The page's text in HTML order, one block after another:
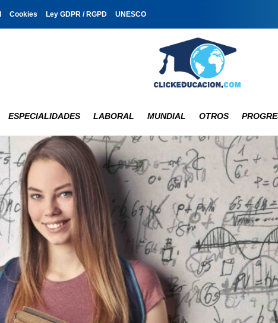
Cookies Ley GDPR / RGPD UNESCO
ESPECIALIDADES LABORAL MUNDIAL OTROS